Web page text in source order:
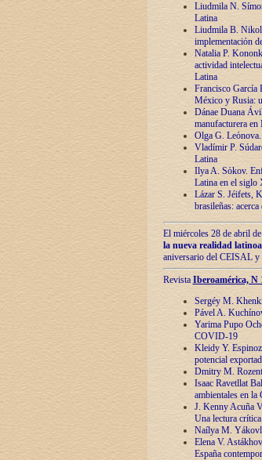
Liudmila N.
Latina
Liudmila B.
implementaciόn
Natalia P.
actividad
Latina
Francisco García
México y Rusia:
Dánae Duana
manufacturera en
Olga G.
Vladímir P.
Latina
Ilya A. Sόkov.
Latina en el siglo
Lázar S. Jéifets,
brasileñas:
El miércoles 28 de abril
la nueva realidad
aniversario del CEISAL
Revista Iberoamérica, N
Sergéy M.
Pável A.
Yarima Pupo
COVID-19
Kleidy Y.
potencial
Dmitry M.
Isaac Ravetllat
ambientales en
J. Kenny Acuña
Una lectura
Naílya M.
Elena V.
España